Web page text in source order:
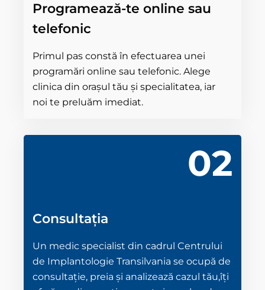
Programează-te online sau
telefonic
Primul pas constă în efectuarea unei
programări online sau telefonic. Alege
clinica din orașul tău și specialitatea, iar
noi te preluăm imediat.
02
Consultația
Un medic specialist din cadrul Centrului
de Implantologie Transilvania se ocupă de
consultație, preia și analizează cazul tău,îți